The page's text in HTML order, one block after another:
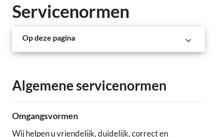
Servicenormen
Op deze pagina
Algemene servicenormen
Omgangsvormen
Wij helpen u vriendelijk, duidelijk, correct en